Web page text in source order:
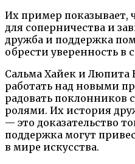
Их пример показывает,
для соперничества и
дружба и поддержка
обрести уверенность в
Сальма Хайек и
работать над новыми
радовать
ролями. Их история
— это доказательство
поддержка могут
в мире искусства.